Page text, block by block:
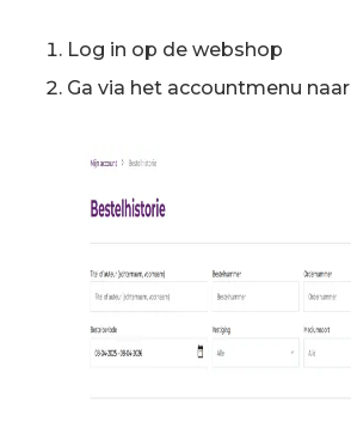
Log in op de webshop
Ga via het accountmenu naar